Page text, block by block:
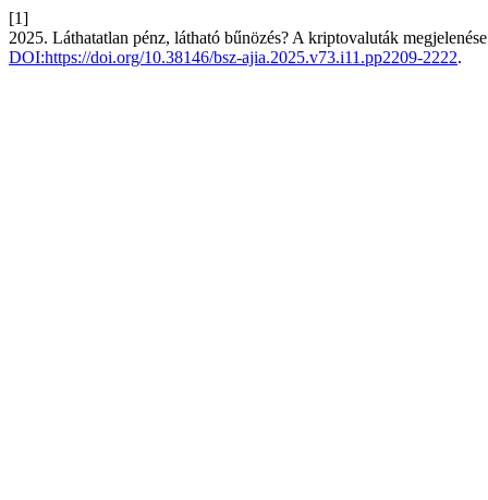
[1]
2025. Láthatatlan pénz, látható bűnözés? A kriptovaluták
DOI:https://doi.org/10.38146/bsz-ajia.2025.v73.i11.pp2209-2222.